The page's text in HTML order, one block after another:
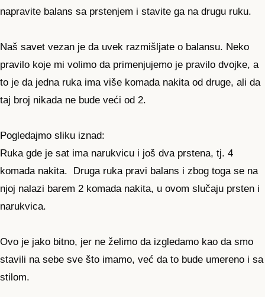
napravite balans sa prstenjem i stavite ga na drugu ruku.
Naš savet vezan je da uvek razmišljate o balansu. Neko
pravilo koje mi volimo da primenjujemo je pravilo dvojke, a
to je da jedna ruka ima više komada nakita od druge, ali da
taj broj nikada ne bude veći od 2.
Pogledajmo sliku iznad:
Ruka gde je sat ima narukvicu i još dva prstena, tj. 4
komada nakita. Druga ruka pravi balans i zbog toga se na
njoj nalazi barem 2 komada nakita, u ovom slučaju prsten i
narukvica.
Ovo je jako bitno, jer ne želimo da izgledamo kao da smo
stavili na sebe sve što imamo, već da to bude umereno i sa
stilom.